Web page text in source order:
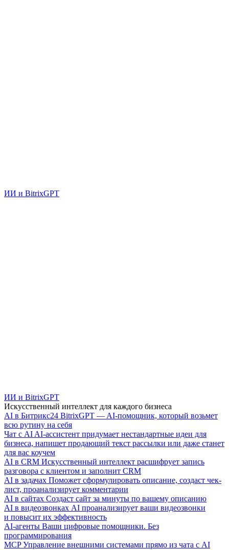
ИИ и BitrixGPT
ИИ и BitrixGPT
Искусственный интеллект для каждого бизнеса
AI в Битрикс24 BitrixGPT — AI-помощник, который возьмет
всю рутину на себя
Чат с AI AI-ассистент придумает нестандартные идеи для
бизнеса, напишет продающий текст рассылки или даже станет
для вас коучем
AI в CRM Искусственный интеллект расшифрует запись
разговора с клиентом и заполнит CRM
AI в задачах Поможет сформулировать описание, создаст чек-
лист, проанализирует комментарии
AI в сайтах Создаст сайт за минуты по вашему описанию
AI в видеозвонках AI проанализирует ваши видеозвонки
и повысит их эффективность
AI-агенты Ваши цифровые помощники. Без
программирования
MCP Управление внешними системами прямо из чата с AI